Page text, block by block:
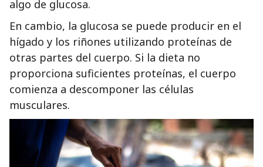
algo de glucosa.
En cambio, la glucosa se puede producir en el
hígado y los riñones utilizando proteínas de
otras partes del cuerpo. Si la dieta no
proporciona suficientes proteínas, el cuerpo
comienza a descomponer las células
musculares.